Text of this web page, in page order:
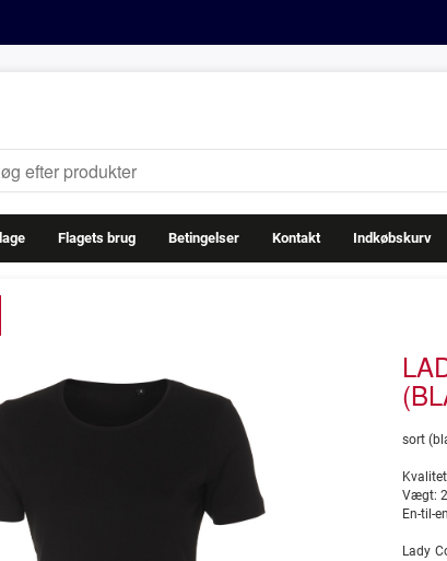
Flagets brug Betingelser Kontakt Indkøbskurv
sort
Vægt:
En-til-
Lady